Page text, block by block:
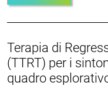
Terapia di
(TTRT) per i
quadro